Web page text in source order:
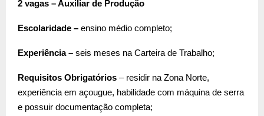
2 vagas – Auxiliar de Produção
Escolaridade – ensino médio completo;
Experiência – seis meses na Carteira de Trabalho;
Requisitos Obrigatórios – residir na Zona Norte,
experiência em açougue, habilidade com máquina de serra
e possuir documentação completa;